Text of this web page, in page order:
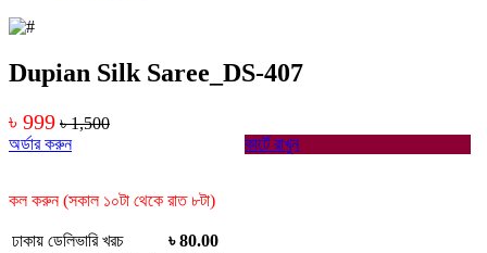
Dupian Silk Saree_DS-407
৳ 999 ৳ 1,500
অর্ডার করুন
কার্টে রাখুন
কল করুন (সকাল ১০টা থেকে রাত ৮টা)
ঢাকায় ডেলিভারি খরচ
৳ 80.00